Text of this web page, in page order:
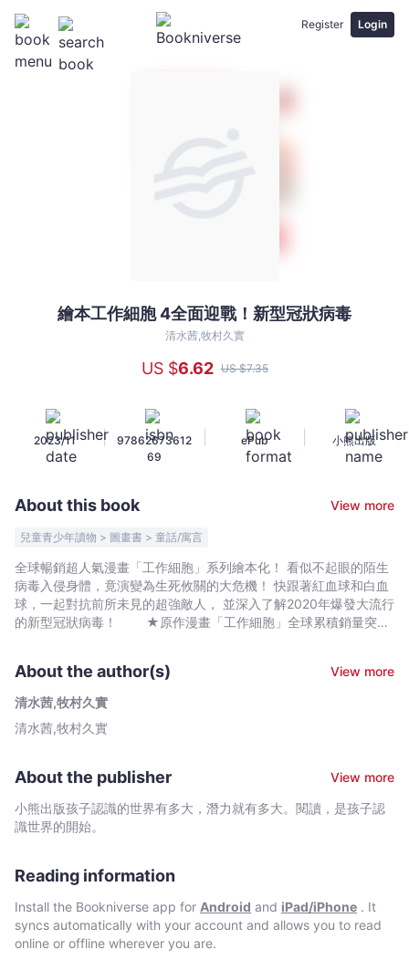
Register Login
迎
戰！
型
冠
狀
毒
清
水
牧
久
Bookniverse
繪本工作細胞 4全面迎戰！新型冠狀病毒
清水茜,牧村久實
US $6.62 US $7.35
2023/11 |
97862673612
69
ePub 小熊出版
About this book View more
兒童青少年讀物 > 圖畫書 > 童話/寓言
全球暢銷超人氣漫畫「工作細胞」系列繪本化！ 看似不起眼的陌生
病毒入侵身體，竟演變為生死攸關的大危機！ 快跟著紅血球和白血
球，一起對抗前所未見的超強敵人， 並深入了解2020年爆發大流行
的新型冠狀病毒！ ★原作漫畫「工作細胞」全球累積銷量突破
狀病毒。 ★醫學知識專欄帶領孩子認識新型冠狀病毒，了解新
冠病毒對身體的影響，以及該如何降低受感染的機率。 ★每篇
皆為獨立故事，就算沒看過原作漫畫或動畫，也可以享受閱讀樂
趣！ 〈新型冠狀病毒〉 這天身體被一種從未見過的奇妙病
用， 白血球、巨噬細胞、殺手T細胞等免疫細胞只好硬著頭皮
上場。 起初大家以為這只是一般的作戰，卻遲遲無法消滅敵
人。 為了對抗病毒，身體分泌了能讓免疫細胞活躍起來的「細
胞激素」， 沒想到卻導致免疫細胞陷入瘋狂，開始追捕無辜的
病毒〉。2020年開始席捲全球的新冠肺炎疫情，讓許多孩子被迫在
許已十分熟悉，也可能仍有許多疑問；而透過「繪本工作細胞」中
活躍的角色，想必能讓孩子對細胞和病毒在身體裡的活動，有更深
刻的認識與了解。 每篇故事後面皆附上原作漫畫沒有的醫學知
About the author(s)
View more
清水茜,牧村久實
清水茜,牧村久實
About the publisher
View more
小熊出版孩子認識的世界有多大，潛力就有多大。閱讀，是孩子認
識世界的開始。
Reading information
Install the Bookniverse app for Android and iPad/iPhone . It
syncs automatically with your account and allows you to read
online or offline wherever you are.